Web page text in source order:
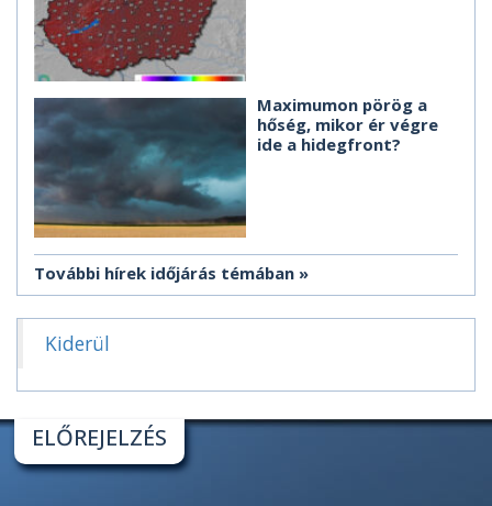
Maximumon pörög a
hőség, mikor ér végre
ide a hidegfront?
További hírek időjárás témában
Kiderül
ELŐREJELZÉS